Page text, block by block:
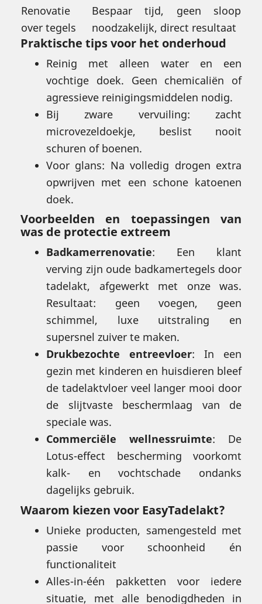
Renovatie
over tegels
Bespaar tijd, geen sloop
noodzakelijk, direct resultaat
Praktische tips voor het onderhoud
Reinig met alleen water en een
vochtige doek. Geen chemicaliën of
agressieve reinigingsmiddelen nodig.
Bij zware vervuiling: zacht
microvezeldoekje, beslist nooit
schuren of boenen.
Voor glans: Na volledig drogen extra
opwrijven met een schone katoenen
doek.
Voorbeelden en toepassingen van
was de protectie extreem
Badkamerrenovatie: Een klant
verving zijn oude badkamertegels door
tadelakt, afgewerkt met onze was.
Resultaat: geen voegen, geen
schimmel, luxe uitstraling en
supersnel zuiver te maken.
Drukbezochte entreevloer: In een
gezin met kinderen en huisdieren bleef
de tadelaktvloer veel langer mooi door
de slijtvaste beschermlaag van de
speciale was.
Commerciële wellnessruimte: De
Lotus-effect bescherming voorkomt
kalk- en vochtschade ondanks
dagelijks gebruik.
Waarom kiezen voor EasyTadelakt?
Unieke producten, samengesteld met
passie voor schoonheid én
functionaliteit
Alles-in-één pakketten voor iedere
situatie, met alle benodigdheden in